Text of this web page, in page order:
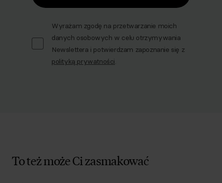
Wyrażam zgodę na przetwarzanie moich
danych osobowych w celu otrzymywania
Newslettera i potwierdzam zapoznanie się z
polityką prywatności.
To też może Ci zasmakować